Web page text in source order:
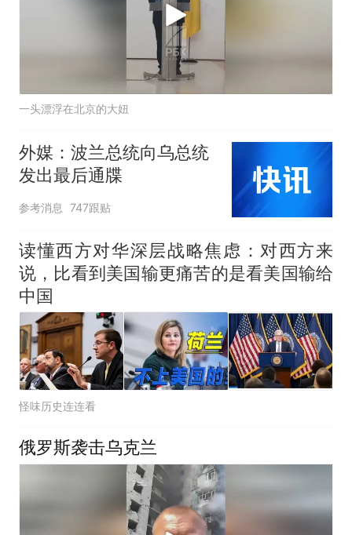
一头漂浮在北京的大妞
外媒：波兰总统向乌总统
发出最后通牒
参考消息 747跟贴
读懂西方对华深层战略焦虑：对西方来
说，比看到美国输更痛苦的是看美国输给
中国
怪味历史连连看
俄罗斯袭击乌克兰